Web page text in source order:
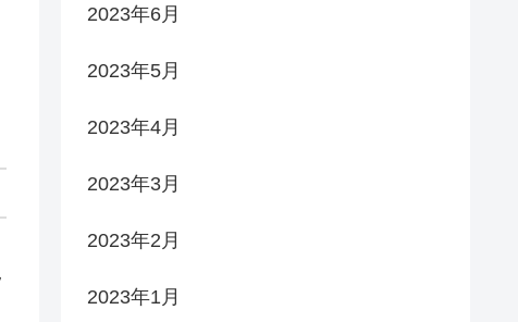
2023年6月
2023年5月
2023年4月
2023年3月
2023年2月
2023年1月